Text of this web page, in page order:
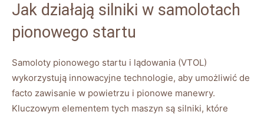
Jak działają silniki w samolotach
pionowego‌ startu
Samoloty pionowego‍ startu⁢ i lądowania (VTOL)‍
wykorzystują innowacyjne ⁤technologie, aby umożliwić de
facto zawisanie w powietrzu i pionowe manewry.
‍Kluczowym ⁢elementem tych maszyn są silniki, które